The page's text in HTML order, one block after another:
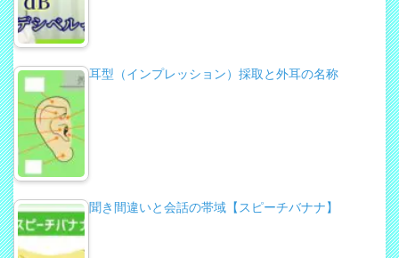
耳型（インプレッション）採取と外耳の名称
聞き間違いと会話の帯域【スピーチバナナ】